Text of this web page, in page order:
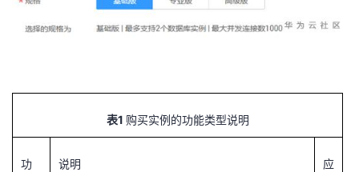
表1 购买实例的功能类型说明
功
说明
应